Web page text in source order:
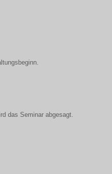
das Seminar abgesagt.